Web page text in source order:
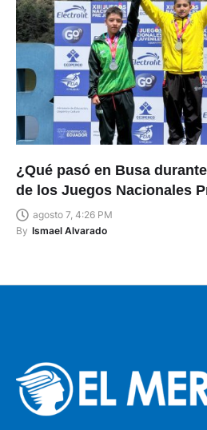
¿Qué pasó en Busa
de los Juegos Nacionales
agosto 7, 4:26 PM
By Ismael Alvarado